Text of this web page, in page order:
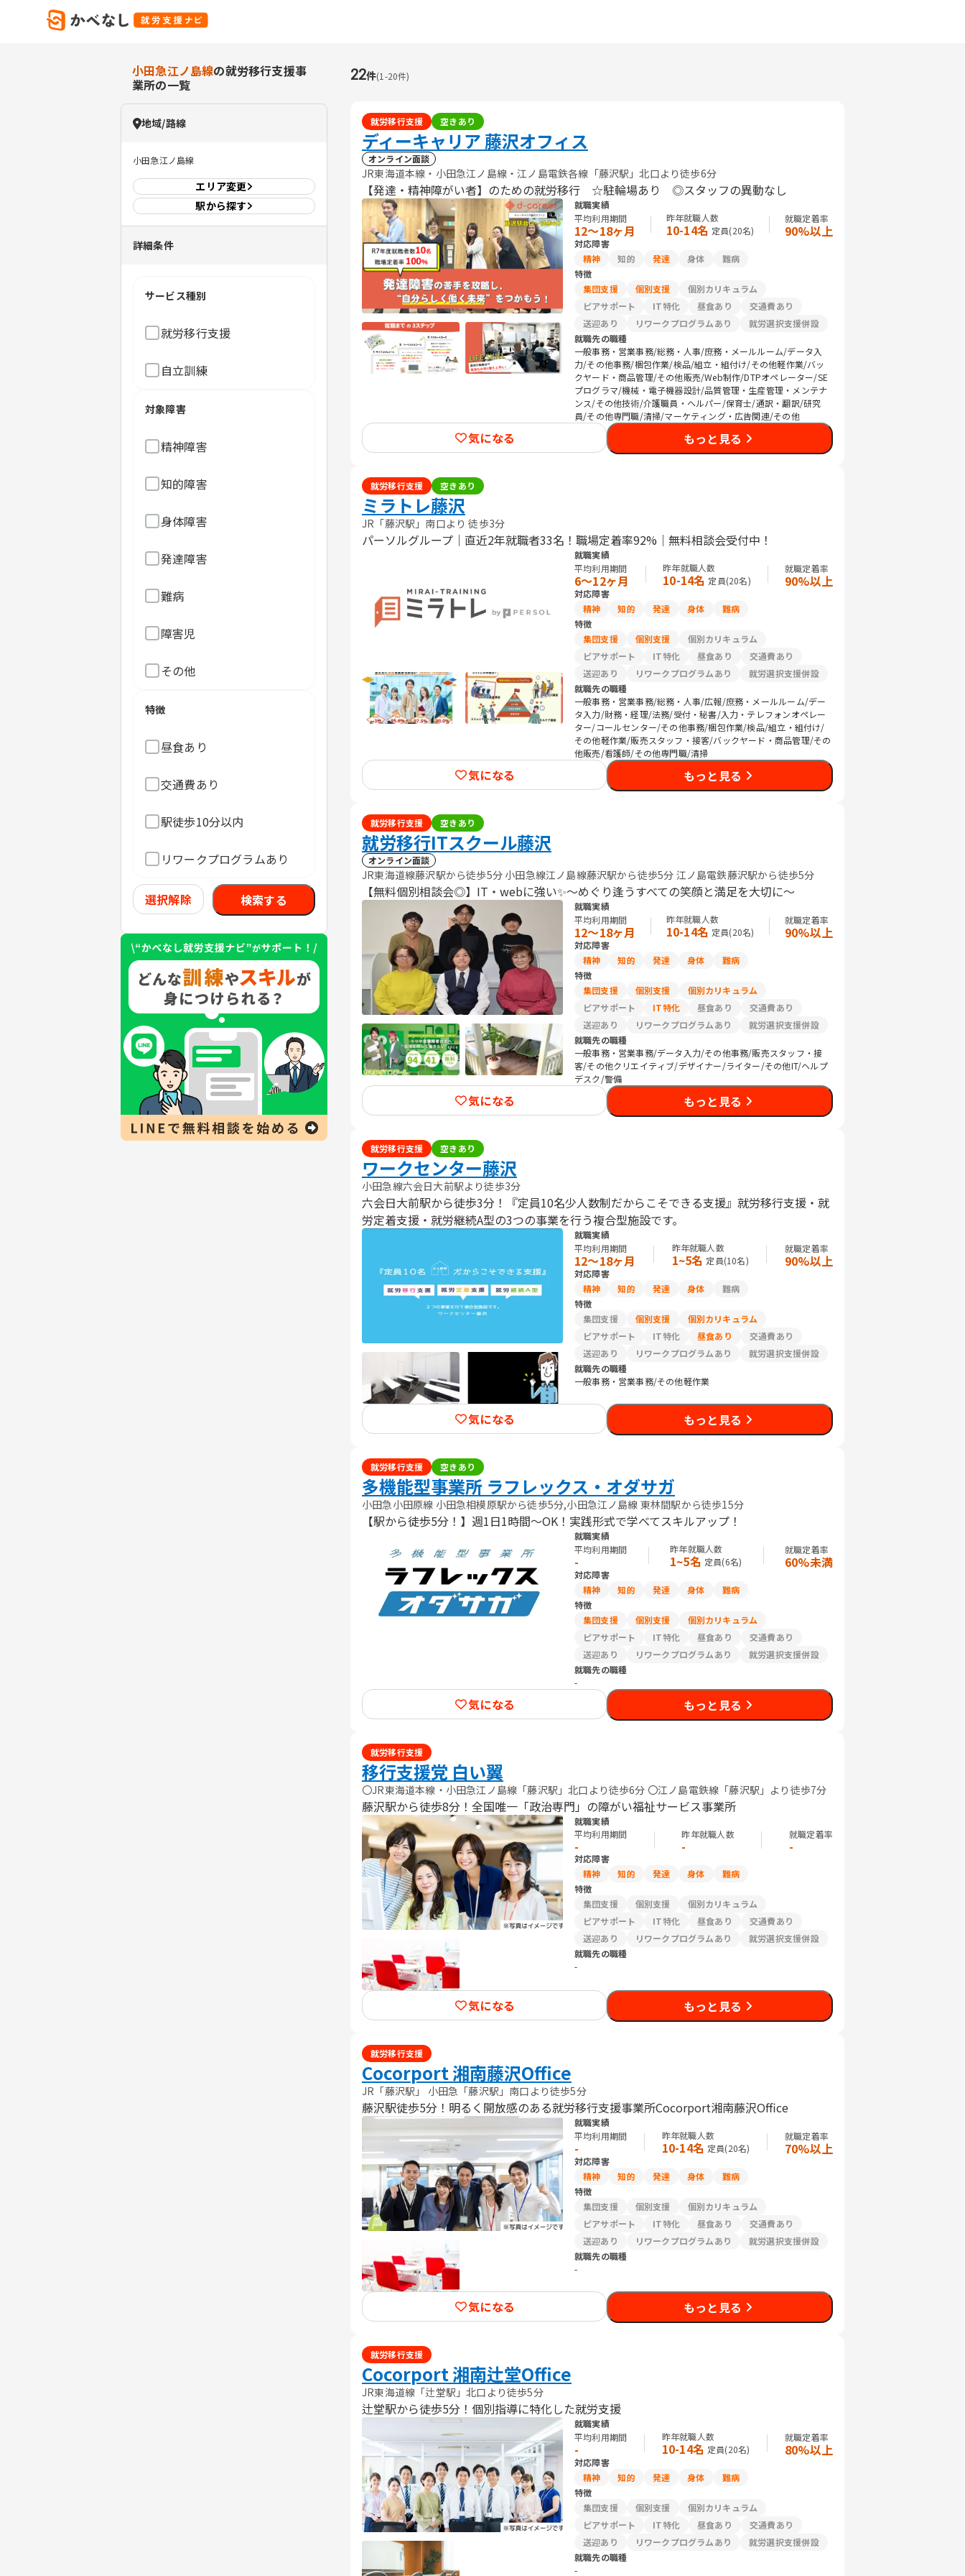
小田急江ノ島線の就労移行支援事
業所の一覧
地域/路線
小田急江ノ島線
エリア変更
駅から探す
詳細条件
サービス種別
就労移行支援
自立訓練
対象障害
精神障害
知的障害
身体障害
発達障害
難病
障害児
その他
特徴
昼食あり
交通費あり
駅徒歩10分以内
リワークプログラムあり
選択解除 検索する
22件(1 -20件)
就労移行支援 空きあり
ディーキャリア 藤沢オフィス
オンライン面談
JR東海道本線・小田急江ノ島線・江ノ島電鉄各線「藤沢駅」北口より徒歩6分
【発達・精神障がい者】のための就労移行 ☆駐輪場あり ◎スタッフの異動なし
就職実績
平均利用期間
12〜18ヶ月
昨年就職人数
10-14名 定員(20名)
就職定着率
90%以上
対応障害
精神
知的 発達 身体
難病
特徴
集団支援
個別支援
個別カリキュラム
ピアサポート
IT特化 昼食あり
交通費あり
送迎あり
リワークプログラムあり
就労選択支援併設
就職先の職種
一般事務・営業事務/総務・人事/庶務・メールルーム/データ入
力/その他事務/梱包作業/検品/組立・組付け/その他軽作業/バッ
クヤード・商品管理/その他販売/Web制作/DTPオペレーター/SE
プログラマ/機械・電子機器設計/品質管理・生産管理・メンテナ
ンス/その他技術/介護職員・ヘルパー/保育士/通訳・翻訳/研究
員/その他専門職/清掃/マーケティング・広告関連/その他
気になる もっと見る
就労移行支援 空きあり
ミラトレ藤沢
JR「藤沢駅」南口より 徒歩3分
パーソルグループ｜直近2年就職者33名！職場定着率92%｜無料相談会受付中！
就職実績
平均利用期間
6〜12ヶ月
昨年就職人数
10-14名 定員(20名)
就職定着率
90%以上
対応障害
精神
知的 発達 身体
難病
特徴
集団支援
個別支援
個別カリキュラム
ピアサポート
IT特化 昼食あり
交通費あり
送迎あり
リワークプログラムあり
就労選択支援併設
就職先の職種
一般事務・営業事務/総務・人事/広報/庶務・メールルーム/デー
タ入力/財務・経理/法務/受付・秘書/入力・テレフォンオペレー
ター/コールセンター/その他事務/梱包作業/検品/組立・組付け/
その他軽作業/販売スタッフ・接客/バックヤード・商品管理/その
他販売/看護師/その他専門職/清掃
気になる もっと見る
就労移行支援 空きあり
就労移行ITスクール藤沢
オンライン面談
JR東海道線藤沢駅から徒歩5分 小田急線江ノ島線藤沢駅から徒歩5分 江ノ島電鉄藤沢駅から徒歩5分
【無料個別相談会◎】IT・webに強い✨～めぐり逢うすべての笑顔と満足を大切に～
就職実績
平均利用期間
12〜18ヶ月
昨年就職人数
10-14名 定員(20名)
就職定着率
90%以上
対応障害
精神
知的 発達 身体
難病
特徴
集団支援
個別支援
個別カリキュラム
ピアサポート
IT特化 昼食あり
交通費あり
送迎あり
リワークプログラムあり
就労選択支援併設
就職先の職種
一般事務・営業事務/データ入力/その他事務/販売スタッフ・接
客/その他クリエイティブ/デザイナー/ライター/その他IT/ヘルプ
デスク/警備
気になる もっと見る
就労移行支援 空きあり
ワークセンター藤沢
小田急線六会日大前駅より徒歩3分
六会日大前駅から徒歩3分！『定員10名少人数制だからこそできる支援』就労移行支援・就
労定着支援・就労継続A型の3つの事業を行う複合型施設です。
就職実績
平均利用期間
12〜18ヶ月
昨年就職人数
1~5名 定員(10名)
就職定着率
90%以上
対応障害
精神
知的 発達 身体
難病
特徴
集団支援
個別支援
個別カリキュラム
ピアサポート
IT特化 昼食あり
交通費あり
送迎あり
リワークプログラムあり
就労選択支援併設
就職先の職種
一般事務・営業事務/その他軽作業
気になる もっと見る
就労移行支援 空きあり
多機能型事業所 ラフレックス・オダサガ
小田急小田原線 小田急相模原駅から徒歩5分,小田急江ノ島線 東林間駅から徒歩15分
【駅から徒歩5分！】週1日1時間～OK！実践形式で学べてスキルアップ！
就職実績
平均利用期間
-
昨年就職人数
1~5名 定員(6名)
就職定着率
60%未満
対応障害
精神
知的 発達 身体
難病
特徴
集団支援
個別支援
個別カリキュラム
ピアサポート
IT特化 昼食あり
交通費あり
送迎あり
リワークプログラムあり
就労選択支援併設
就職先の職種
-
気になる もっと見る
就労移行支援
移行支援党 白い翼
〇JR東海道本線・小田急江ノ島線「藤沢駅」北口より徒歩6分 〇江ノ島電鉄線「藤沢駅」より徒歩7分
藤沢駅から徒歩8分！全国唯一「政治専門」の障がい福祉サービス事業所
就職実績
平均利用期間
-
昨年就職人数
-
就職定着率
-
対応障害
精神
知的 発達 身体
難病
特徴
集団支援
個別支援
個別カリキュラム
ピアサポート
IT特化 昼食あり
交通費あり
送迎あり
リワークプログラムあり
就労選択支援併設
就職先の職種
-
気になる もっと見る
就労移行支援
Cocorport 湘南藤沢Office
JR「藤沢駅」 小田急「藤沢駅」南口より徒歩5分
藤沢駅徒歩5分！明るく開放感のある就労移行支援事業所Cocorport湘南藤沢Office
就職実績
平均利用期間
-
昨年就職人数
10-14名 定員(20名)
就職定着率
70%以上
対応障害
精神
知的 発達 身体
難病
特徴
集団支援
個別支援
個別カリキュラム
ピアサポート
IT特化 昼食あり
交通費あり
送迎あり
リワークプログラムあり
就労選択支援併設
就職先の職種
-
気になる もっと見る
就労移行支援
Cocorport 湘南辻堂Office
JR東海道線「辻堂駅」北口より徒歩5分
辻堂駅から徒歩5分！個別指導に特化した就労支援
就職実績
平均利用期間
-
昨年就職人数
10-14名 定員(20名)
就職定着率
80%以上
対応障害
精神
知的 発達 身体
難病
特徴
集団支援
個別支援
個別カリキュラム
ピアサポート
IT特化 昼食あり
交通費あり
送迎あり
リワークプログラムあり
就労選択支援併設
就職先の職種
-